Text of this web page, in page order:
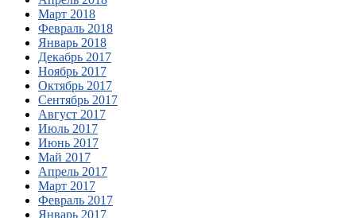
Март 2018
Февраль 2018
Январь 2018
Декабрь 2017
Ноябрь 2017
Октябрь 2017
Сентябрь 2017
Август 2017
Июль 2017
Июнь 2017
Май 2017
Апрель 2017
Март 2017
Февраль 2017
Январь 2017